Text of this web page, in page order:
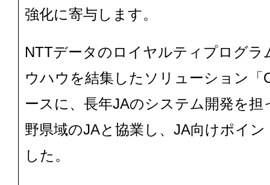
強化に寄与します。
NTTデータのロイヤルティプログラ
ウハウを結集したソリューション「
ースに、長年JAのシステム開発を
野県域のJAと協業し、JA向けポイ
した。